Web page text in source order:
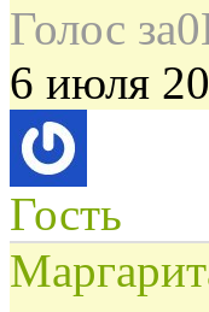
Голос за0
6 июля
Гость